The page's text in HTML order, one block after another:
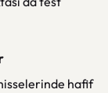
hafif